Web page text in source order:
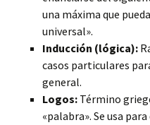
una máxima que
universal».
Inducción (lógica):
casos particulares
general.
Logos: Término
«palabra». Se usa